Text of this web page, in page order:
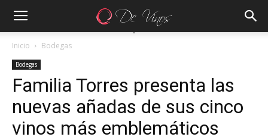
Inicio Bodegas
Bodegas
Familia Torres presenta las
nuevas añadas de sus cinco
vinos más emblemáticos